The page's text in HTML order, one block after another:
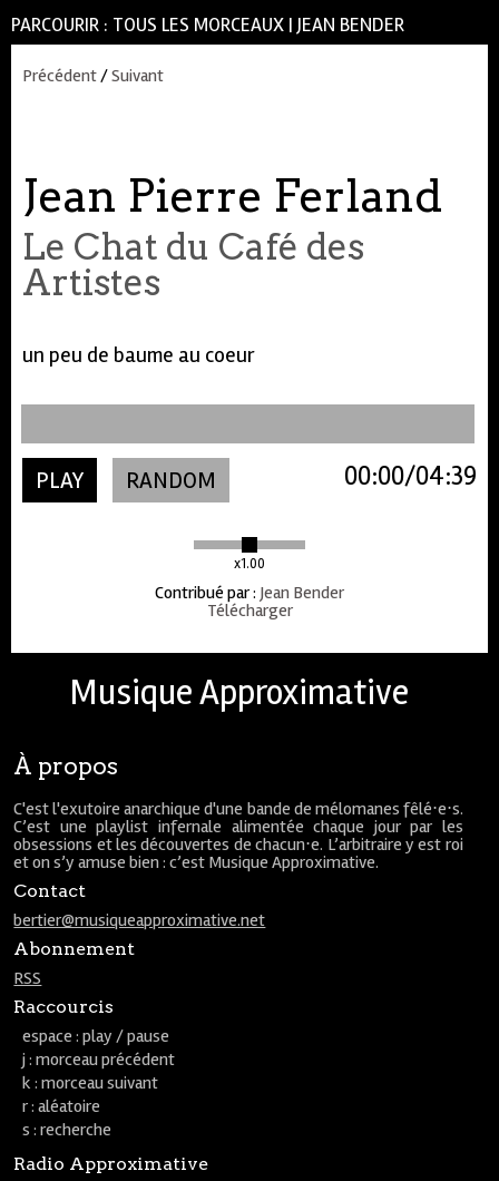
PARCOURIR : TOUS LES MORCEAUX | JEAN BENDER
Précédent/Suivant
Jean Pierre Ferland
Le Chat du Café des
Artistes
un peu de baume au coeur
PLAY RANDOM
x1.00
04:39
00:00
Contribué par: Jean Bender
Télécharger
Musique Approximative
À propos
C'est l'exutoire anarchique d'une bande de mélomanes fêlé⋅e⋅s.
C’est une playlist infernale alimentée chaque jour par les
obsessions et les découvertes de chacun⋅e. L’arbitraire y est roi
et on s’y amuse bien : c’est Musique Approximative.
Contact
bertier@musiqueapproximative.net
Abonnement
RSS
Raccourcis
espace : play / pause
j : morceau précédent
k : morceau suivant
r : aléatoire
s : recherche
Radio Approximative